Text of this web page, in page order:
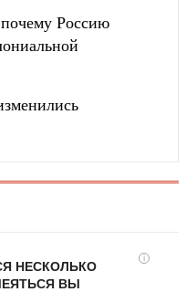
Россию
i
НЕСКОЛЬКО
ВЫ